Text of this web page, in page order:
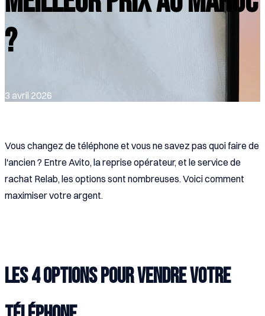
?
3 avril 2026
Vous changez de téléphone et vous ne savez pas quoi faire de
l'ancien ? Entre Avito, la reprise opérateur, et le service de
rachat Relab, les options sont nombreuses. Voici comment
maximiser votre argent.
Les 4 options pour vendre votre